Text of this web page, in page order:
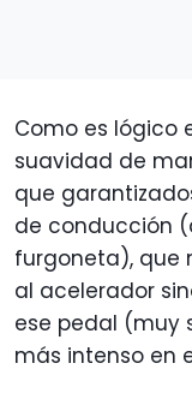
Como es lógico
suavidad de
que
de conducción
furgoneta), que
al acelerador
ese pedal (muy
más intenso en